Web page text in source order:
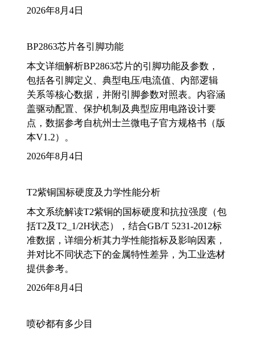
2026年8月4日
BP2863芯片各引脚功能
本文详细解析BP2863芯片的引脚功能及参数，
包括各引脚定义、典型电压/电流值、内部逻辑
关系等核心数据，并附引脚参数对照表。内容涵
盖驱动配置、保护机制及典型应用电路设计要
点，数据参考自杭州士兰微电子官方规格书（版
本V1.2）。
2026年8月4日
T2紫铜国标硬度及力学性能分析
本文系统解读T2紫铜的国标硬度和抗拉强度（包
括T2及T2_1/2H状态），结合GB/T 5231-2012标
准数据，详细分析其力学性能指标及影响因素，
并对比不同状态下的金属特性差异，为工业选材
提供参考。
2026年8月4日
喷砂都有多少目